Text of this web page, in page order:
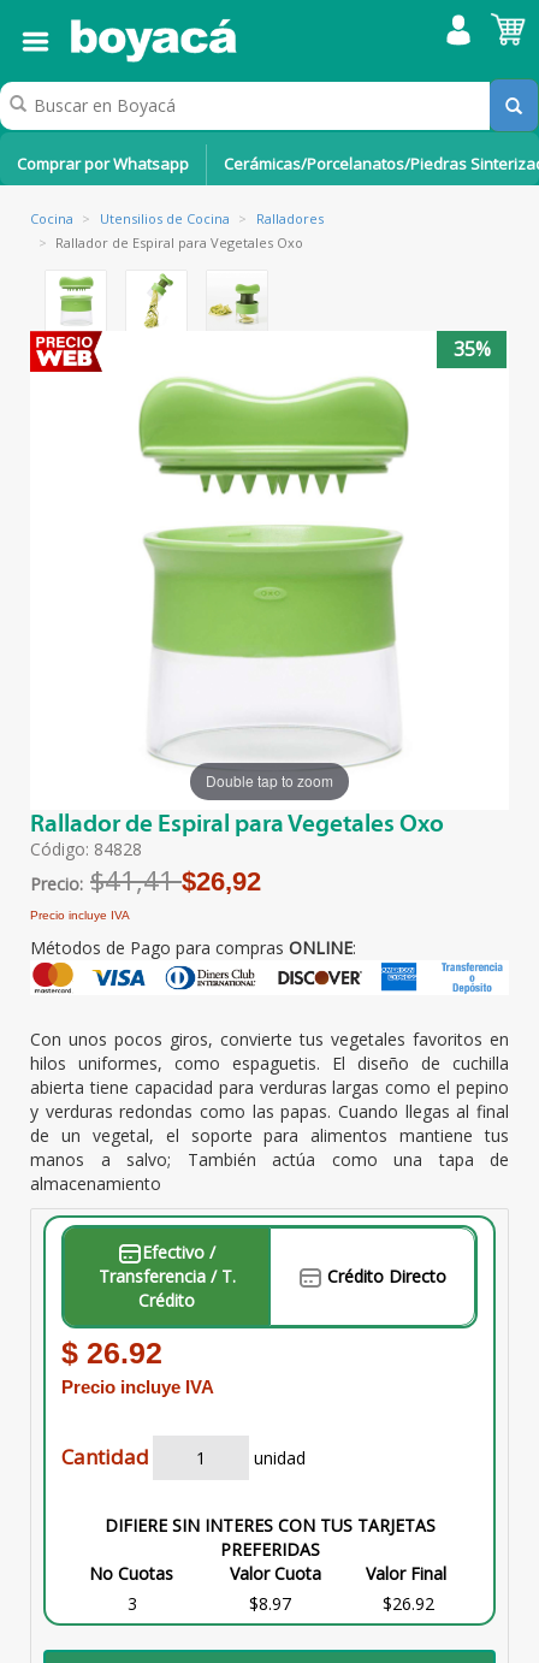
Comprar por Whatsapp Cerámicas/Porcelanatos/Piedras
Cocina > Utensilios de Cocina >
Ralladores
> Rallador de Espiral para Vegetales Oxo
35%
Double tap to zoom
Rallador de Espiral para Vegetales Oxo
Código: 84828
Precio: $41,41$26,92
Precio incluye IVA
Métodos de Pago para compras ONLINE:
Con unos pocos giros, convierte tus vegetales favoritos en
hilos uniformes, como espaguetis. El diseño de cuchilla
abierta tiene capacidad para verduras largas como el pepino
y verduras redondas como las papas. Cuando llegas al final
de un vegetal, el soporte para alimentos mantiene tus
manos a salvo; También actúa como una tapa de
almacenamiento
Efectivo /
Transferencia / T.
Crédito
Crédito Directo
$ 26.92
Precio incluye IVA
Cantidad unidad
DIFIERE SIN INTERES CON TUS TARJETAS
PREFERIDAS
No Cuotas
Valor Cuota
Valor Final
3
$8.97 $26.92